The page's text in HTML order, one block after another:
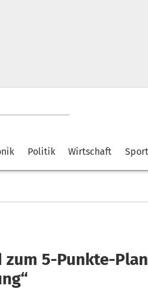
Politik Wirtschaft Sport
zum 5-Punkte-